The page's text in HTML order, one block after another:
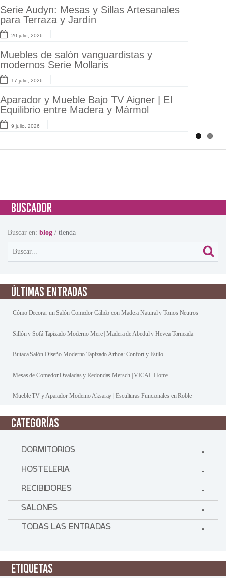
Serie Audyn: Mesas y Sillas Artesanales
para Terraza y Jardín
20 julio, 2026
Muebles de salón vanguardistas y
modernos Serie Mollaris
17 julio, 2026
Aparador y Mueble Bajo TV Aigner | El
Equilibrio entre Madera y Mármol
9 julio, 2026
Set de mesa y sillas de exterior estilo
clásico Audyn
2 julio, 2026
Sillas de Comedor Beige y Mesa
Industrial Serie Anube
26 junio, 2026
Ventiladores Modernos Serie Bribón LED
68W | Techo Silencioso
24 junio, 2026
BUSCADOR
Buscar en: blog / tienda
ÚLTIMAS ENTRADAS
Cómo Decorar un Salón Comedor Cálido con Madera Natural y Tonos Neutros
Sillón y Sofá Tapizado Moderno Mere | Madera de Abedul y Hevea Torneada
Butaca Salón Diseño Moderno Tapizado Arhoa: Confort y Estilo
Mesas de Comedor Ovaladas y Redondas Mersch | VICAL Home
Mueble TV y Aparador Moderno Aksaray | Esculturas Funcionales en Roble
CATEGORÍAS
DORMITORIOS
HOSTELERIA
RECIBIDORES
SALONES
TODAS LAS ENTRADAS
ETIQUETAS